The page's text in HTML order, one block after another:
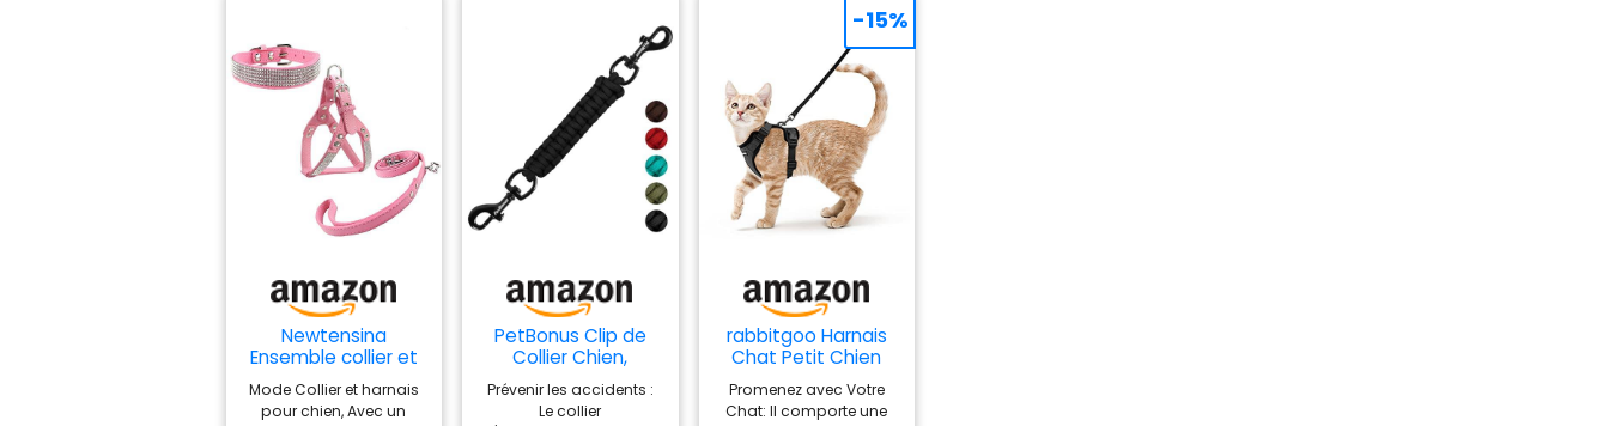
Newtensina
Ensemble collier et
harnais pour chien -
Collier tendance en
Mode Collier et harnais
pour chien, Avec un
PetBonus Clip de
Collier Chien,
Sangle de Sécurité
Fait Main pour
Prévenir les accidents :
Le collier
rabbitgoo Harnais
Chat Petit Chien
Laisse Harnais
Chaton Réglable
Promenez avec Votre
Chat: Il comporte une
-15%